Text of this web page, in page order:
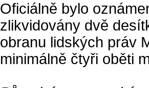
Oficiálně bylo
zlikvidovány dvě
obranu lidských práv
minimálně čtyři oběti